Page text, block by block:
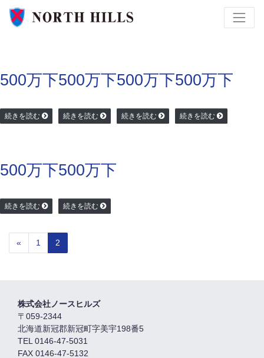
500万下
続きを読む
500万下
続きを読む
500万下
続きを読む
500万下
続きを読む
500万下
続きを読む
500万下
続きを読む
« 1 2
株式会社ノースヒルズ
〒059-2344
北海道新冠郡新冠町字美宇198番5
TEL 0146-47-5031
FAX 0146-47-5132